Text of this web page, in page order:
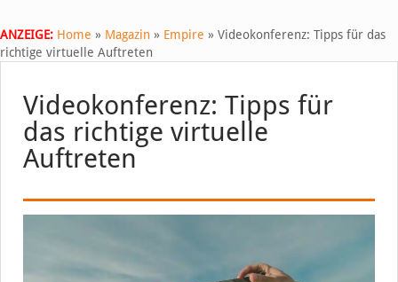
ANZEIGE: Home » Magazin » Empire » Videokonferenz: Tipps für das
richtige virtuelle Auftreten
Videokonferenz: Tipps für
das richtige virtuelle
Auftreten